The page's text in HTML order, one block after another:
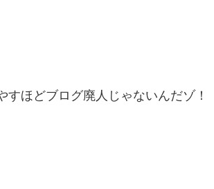
ほどブログ廃人じゃないんだゾ！